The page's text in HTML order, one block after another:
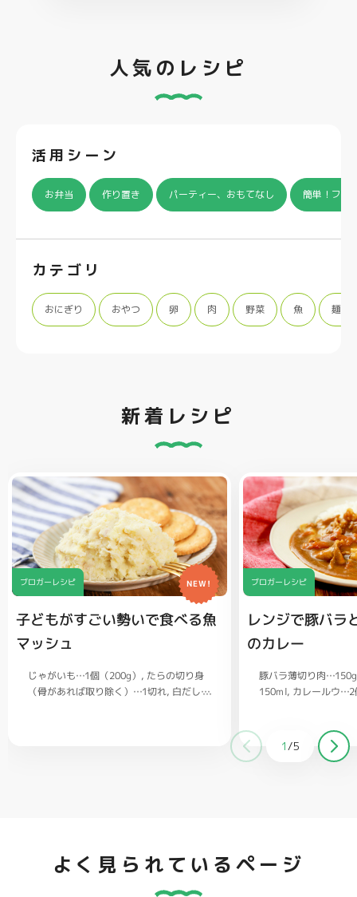
人気のレシピ
活用シーン
お弁当 作り置き パーティー、おもてなし 簡単！フラ
カテゴリ
おにぎり おやつ 卵 肉 野菜 魚 麺類
新着レシピ
ブロガーレシピ NEW!
子どもがすごい勢いで食べる魚
マッシュ
じゃがいも…1個（200g） たらの切り身
（骨があれば取り除く）…1切れ 白だし…
ブロガーレシピ
レンジで豚バラ
のカレー
豚バラ薄切り肉…150g
150ml カレールウ…2
1/5
よく見られているページ